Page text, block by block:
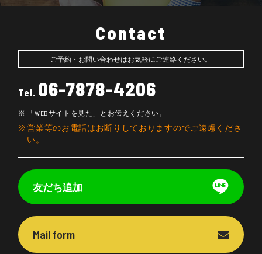
Contact
ご予約・お問い合わせはお気軽にご連絡ください。
Tel. 06-7878-4206
「WEBサイトを見た」とお伝えください。
営業等のお電話はお断りしておりますのでご遠慮くださ
い。
友だち追加
Mail form